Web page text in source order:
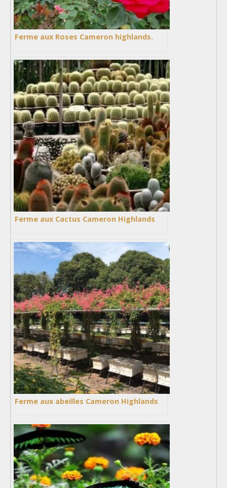
Ferme aux Roses Cameron highlands.
Ferme aux Cactus Cameron Highlands
Ferme aux abeilles Cameron Highlands